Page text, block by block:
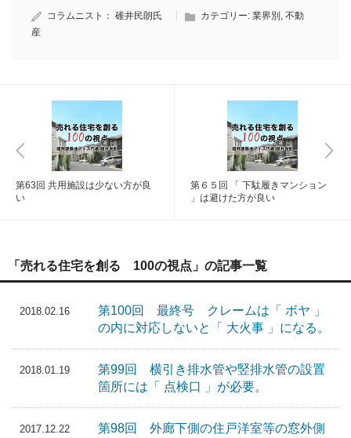
コラムニスト： 碓井民朗氏 カテゴリー: 業界別 , 不動
産
第63回 共用施設は少ない方が良
い
第６５回 「 下駄履きマンション
」は避けた方が良い
「売れる住宅を創る 100の視点」の記事一覧
2018.02.16
第100回 最終号 クレームは「 ボヤ 」
の内に対応しないと「 大火事 」になる。
2018.01.19
第99回 横引き排水管や竪排水管の設置
箇所には「 点検口 」が必要。
2017.12.22
第98回 外廊下側の住戸洋室等の窓外側